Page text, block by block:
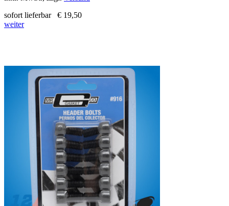
sofort lieferbar
€ 19,50
weiter